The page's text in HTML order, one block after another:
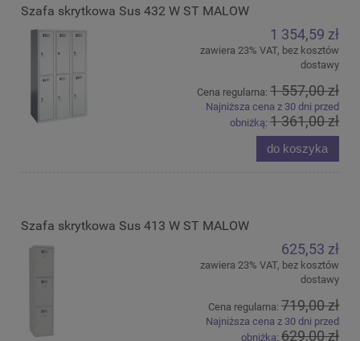
Szafa skrytkowa Sus 432 W ST MALOW
1 354,59 zł
zawiera 23% VAT, bez kosztów
dostawy
Cena regularna: 1 557,00 zł
Najniższa cena z 30 dni przed
obniżką: 1 361,00 zł
do koszyka
Szafa skrytkowa Sus 413 W ST MALOW
625,53 zł
zawiera 23% VAT, bez kosztów
dostawy
Cena regularna: 719,00 zł
Najniższa cena z 30 dni przed
obniżką: 629,00 zł